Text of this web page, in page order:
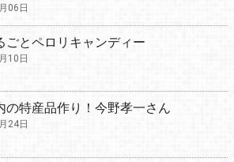
06日
ごとペロリキャンディー
10日
の特産品作り！今野孝一さん
24日